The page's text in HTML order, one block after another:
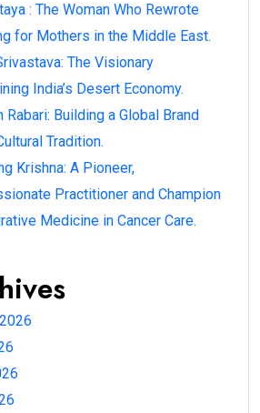
: The Woman Who Rewrote
for Mothers in the Middle East.
The Visionary
India’s Desert Economy.
Rabari: Building a Global Brand
Tradition.
Krishna: A Pioneer,
Practitioner and Champion
Medicine in Cancer Care.